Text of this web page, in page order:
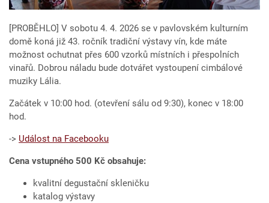
[PROBĚHLO] V sobotu 4. 4. 2026 se v pavlovském kulturním
domě koná již 43. ročník tradiční výstavy vín, kde máte
možnost ochutnat přes 600 vzorků místních i přespolních
vinařů. Dobrou náladu bude dotvářet vystoupení cimbálové
muziky Lália.
Začátek v 10:00 hod. (otevření sálu od 9:30), konec v 18:00
hod.
-> Událost na Facebooku
Cena vstupného 500 Kč obsahuje:
kvalitní degustační skleničku
katalog výstavy